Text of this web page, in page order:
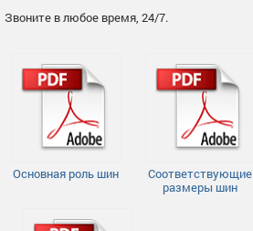
Звоните в любое время, 24/7.
Основная роль шин
Соответствующие
размеры шин